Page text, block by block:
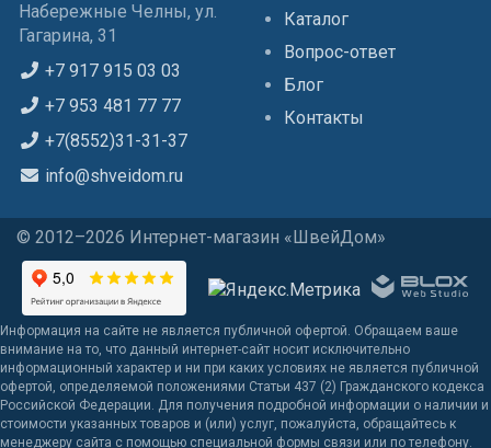
Набережные Челны, ул.
Гагарина, 31
+7 917 915 03 03
+7 953 481 77 77
+7(8552)31-31-37
info@shveidom.ru
Каталог
Вопрос-ответ
Блог
Контакты
© 2012–2026 Интернет-магазин «ШвейДом»
Информация на сайте не является публичной офертой. Обращаем ваше
внимание на то, что данный интернет-сайт носит исключительно
информационный характер и ни при каких условиях не является публичной
офертой, определяемой положениями Статьи 437 (2) Гражданского кодекса
Российской Федерации. Для получения подробной информации о наличии и
стоимости указанных товаров и (или) услуг, пожалуйста, обращайтесь к
менеджеру сайта с помощью специальной формы связи или по телефону.